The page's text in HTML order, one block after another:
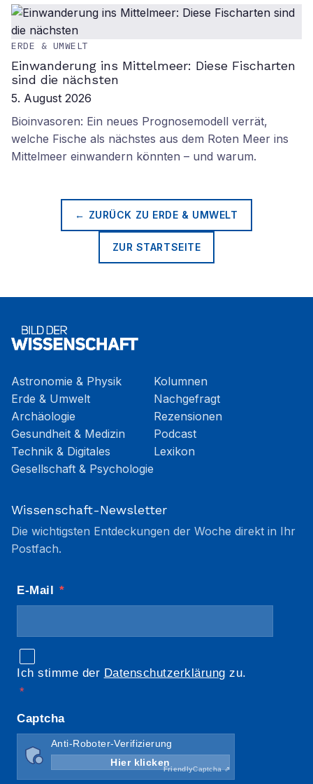
ERDE & UMWELT
Einwanderung ins Mittelmeer: Diese Fischarten
sind die nächsten
5. August 2026
Bioinvasoren: Ein neues Prognosemodell verrät,
welche Fische als nächstes aus dem Roten Meer ins
Mittelmeer einwandern könnten – und warum.
← ZURÜCK ZU ERDE & UMWELT
ZUR STARTSEITE
Astronomie & Physik
Erde & Umwelt
Archäologie
Gesundheit & Medizin
Technik & Digitales
Gesellschaft & Psychologie
Kolumnen
Nachgefragt
Rezensionen
Podcast
Lexikon
Wissenschaft-Newsletter
Die wichtigsten Entdeckungen der Woche direkt in Ihr
Postfach.